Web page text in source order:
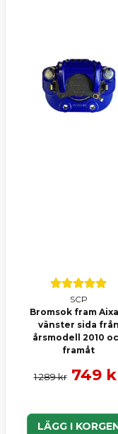
SCP
Bromsok fram
vänster sida från
årsmodell 2010
framåt
1 289 kr 749
LÄGG I